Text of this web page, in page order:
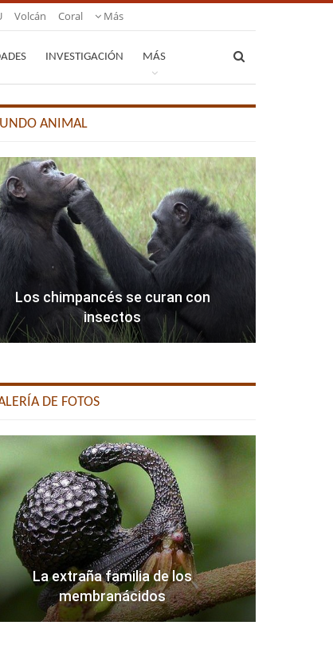
Volcán Coral Más
INVESTIGACIÓN MÁS
ANIMAL
Los chimpancés se curan con
insectos
DE FOTOS
La extraña familia de los
membranácidos